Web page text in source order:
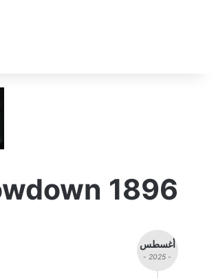
1896
أغسطس
- 2025 -